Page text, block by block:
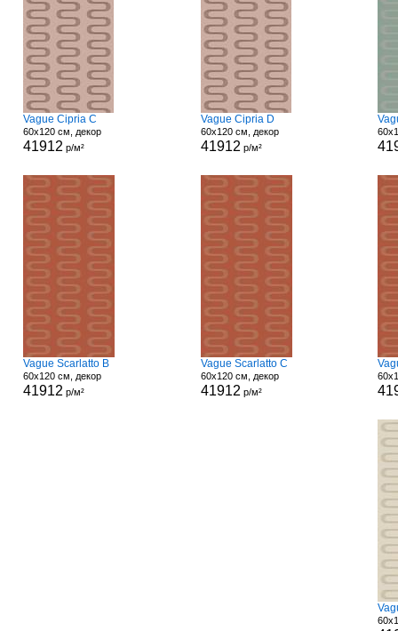
Vague Cipria C
60x120 см, декор
41912 р/м²
Vague Cipria D
60x120 см, декор
41912 р/м²
Vague Scarlatto B
60x120 см, декор
41912 р/м²
Vague Scarlatto C
60x120 см, декор
41912 р/м²